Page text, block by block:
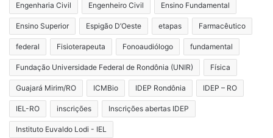
Engenharia Civil Engenheiro Civil Ensino Fundamental
Ensino Superior Espigão D’Oeste etapas Farmacêutico
federal Fisioterapeuta Fonoaudiólogo fundamental
Fundação Universidade Federal de Rondônia (UNIR) Física
Guajará Mirim/RO ICMBio IDEP Rondônia IDEP – RO
IEL-RO inscrições Inscrições abertas IDEP
Instituto Euvaldo Lodi - IEL